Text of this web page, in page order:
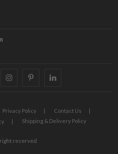
instagrampinterestlinkedin
Privacy Policy
Contact Us
Shipping & Delivery Policy
reserved